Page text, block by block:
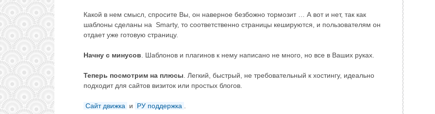
Какой в нем смысл, спросите Вы, он наверное безбожно тормозит … А вот и нет, так как
шаблоны сделаны на Smarty, то соответственно страницы кешируются, и пользователям он
отдает уже готовую страницу.
Начну с минусов . Шаблонов и плагинов к нему написано не много, но все в Ваших руках.
Теперь посмотрим на плюсы . Легкий, быстрый, не требовательный к хостингу, идеально
подходит для сайтов визиток или простых блогов.
Сайт движка и РУ поддержка